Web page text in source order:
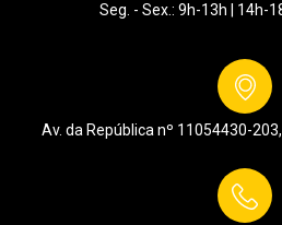
Seg. - Sex.: 9h-13h | 14h-
Av. da República nº 11054430-